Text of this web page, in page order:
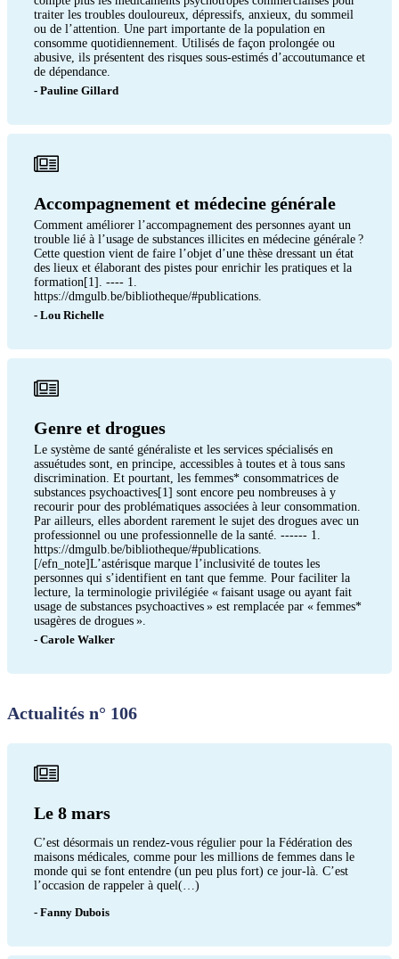
traiter les troubles douloureux, dépressifs, anxieux, du sommeil
ou de l’attention. Une part importante de la population en
consomme quotidiennement. Utilisés de façon prolongée ou
abusive, ils présentent des risques sous-estimés d’accoutumance et
de dépendance.
- Pauline Gillard
Accompagnement et médecine générale
Comment améliorer l’accompagnement des personnes ayant un
trouble lié à l’usage de substances illicites en médecine générale ?
Cette question vient de faire l’objet d’une thèse dressant un état
des lieux et élaborant des pistes pour enrichir les pratiques et la
formation[1]. ---- 1.
https://dmgulb.be/bibliotheque/#publications.
- Lou Richelle
Genre et drogues
Le système de santé généraliste et les services spécialisés en
assuétudes sont, en principe, accessibles à toutes et à tous sans
discrimination. Et pourtant, les femmes* consommatrices de
substances psychoactives[1] sont encore peu nombreuses à y
recourir pour des problématiques associées à leur consommation.
Par ailleurs, elles abordent rarement le sujet des drogues avec un
professionnel ou une professionnelle de la santé. ------ 1.
https://dmgulb.be/bibliotheque/#publications.
[/efn_note]L’astérisque marque l’inclusivité de toutes les
personnes qui s’identifient en tant que femme. Pour faciliter la
lecture, la terminologie privilégiée « faisant usage ou ayant fait
usage de substances psychoactives » est remplacée par « femmes*
usagères de drogues ».
- Carole Walker
Actualités n° 106
Le 8 mars
C’est désormais un rendez-vous régulier pour la Fédération des
maisons médicales, comme pour les millions de femmes dans le
monde qui se font entendre (un peu plus fort) ce jour-là. C’est
l’occasion de rappeler à quel(…)
- Fanny Dubois